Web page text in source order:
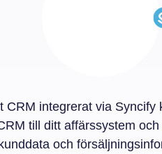
CRM integrerat via
till ditt affärssystem
och